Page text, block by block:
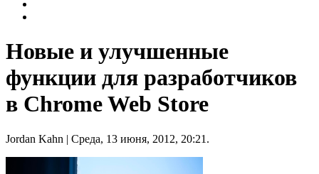
Новые и улучшенные
функции для разработчиков
в Chrome Web Store
Jordan Kahn | Среда, 13 июня, 2012, 20:21.